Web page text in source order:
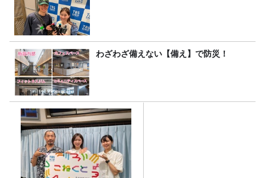
わざわざ備えない【備え】で防災！